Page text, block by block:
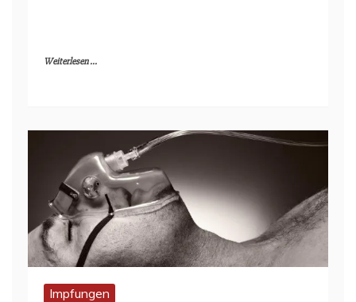
Weiterlesen ...
Impfungen